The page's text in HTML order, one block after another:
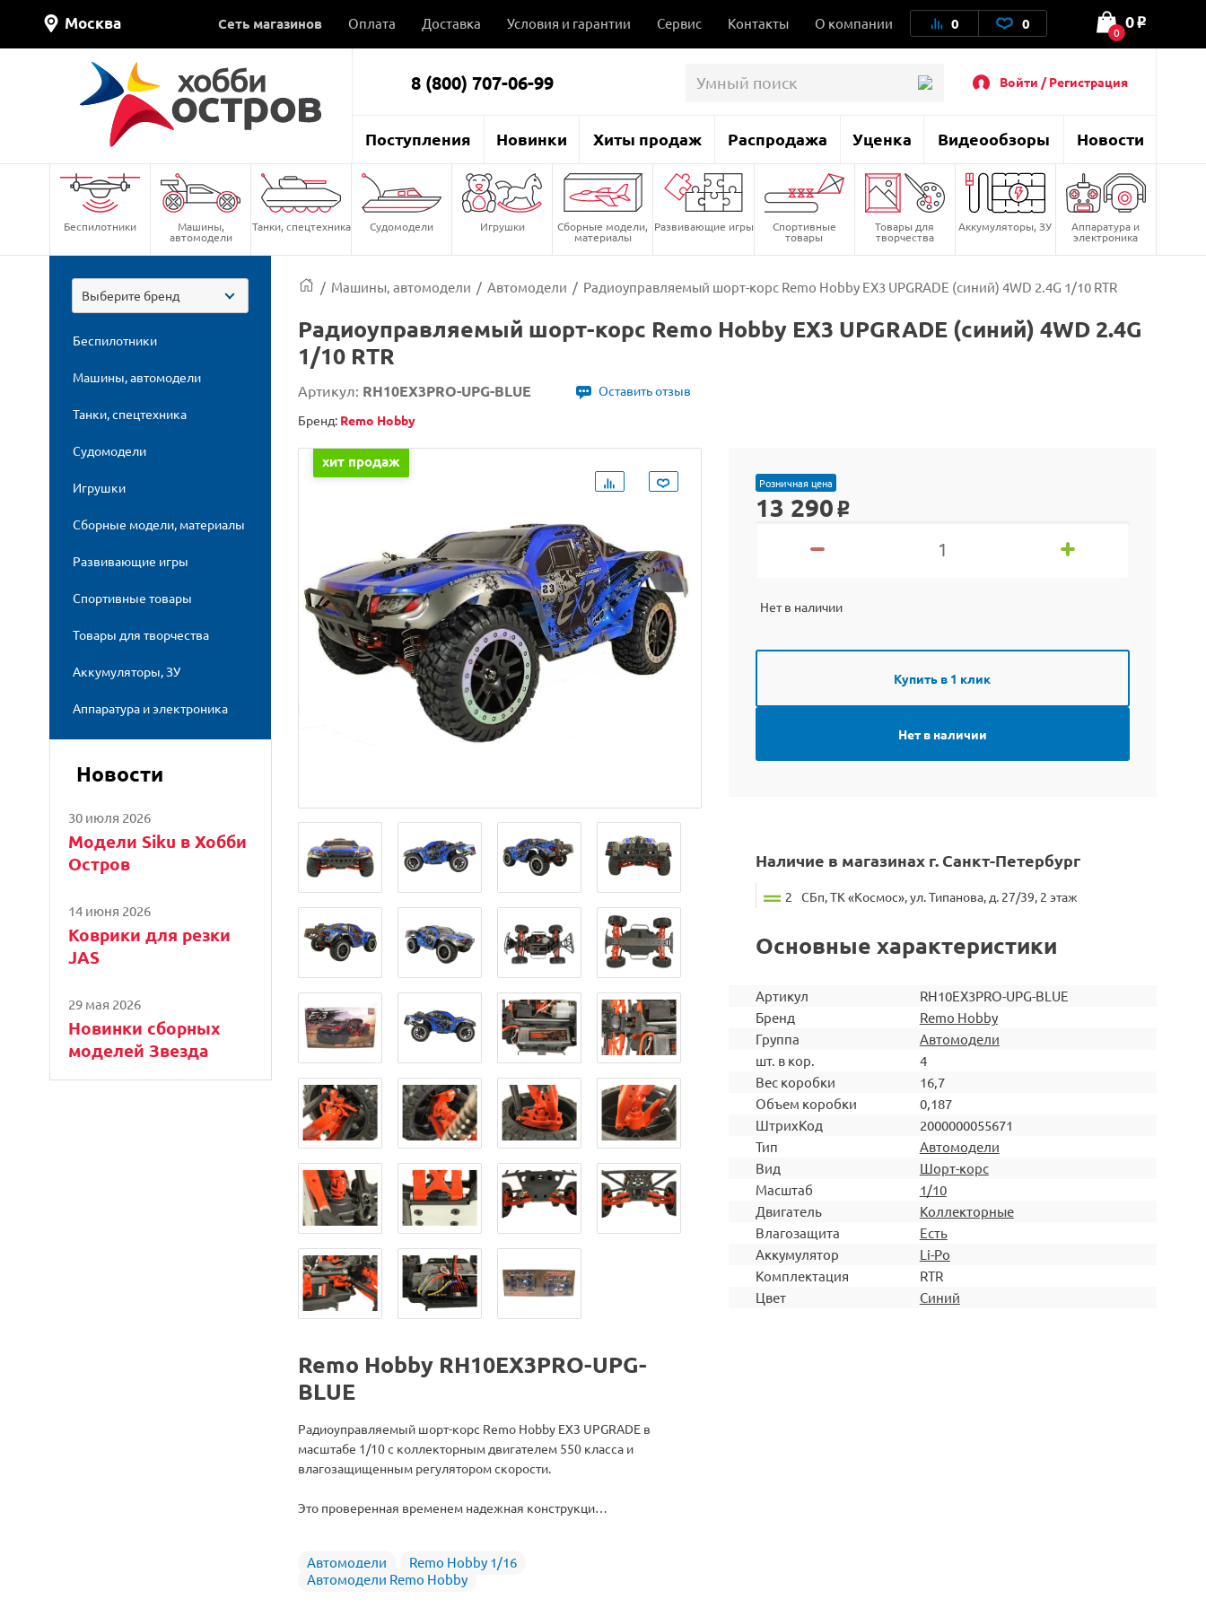
Москва Сеть магазинов Оплата Доставка Условия и гарантии Сервис Контакты О компании 0 0 0
0 o
8 (800) 707-06-99 Войти / Регистрация
Поступления Новинки Хиты продаж Распродажа Уценка Видеообзоры Новости
Беспилотники Машины,
автомодели
Танки, спецтехника Судомодели Игрушки Сборные модели,
материалы
Развивающие игры Спортивные
товары
Товары для
творчества
Аккумуляторы, ЗУ Аппаратура и
электроника
Выберите бренд
Беспилотники
Машины, автомодели
Танки, спецтехника
Судомодели
Игрушки
Сборные модели, материалы
Развивающие игры
Спортивные товары
Товары для творчества
Аккумуляторы, ЗУ
Аппаратура и электроника
Новости
30 июля 2026
Модели Siku в Хобби
Остров
14 июня 2026
Коврики для резки
JAS
29 мая 2026
Новинки сборных
моделей Звезда
/ Машины, автомодели / Автомодели / Радиоуправляемый шорт-корс Remo Hobby EX3 UPGRADE (синий) 4WD 2.4G 1/10 RTR
Радиоуправляемый шорт-корс Remo Hobby EX3 UPGRADE (синий) 4WD 2.4G
1/10 RTR
Артикул: RH10EX3PRO-UPG-BLUE
Оставить отзыв
Бренд: Remo Hobby
хит продаж
Remo Hobby RH10EX3PRO-UPG-
BLUE
Радиоуправляемый шорт-корс Remo Hobby EX3 UPGRADE в
масштабе 1/10 с коллекторным двигателем 550 класса и
влагозащищенным регулятором скорости.
Это проверенная временем надежная конструкци…
Автомодели
Remo Hobby 1/16
Автомодели Remo Hobby
Розничная цена
13 290 o
Нет в наличии
Купить в 1 клик
Нет в наличии
Наличие в магазинах г. Санкт-Петербург
2 СБп, ТК «Космос», ул. Типанова, д. 27/39, 2 этаж
Основные характеристики
Артикул
RH10EX3PRO-UPG-BLUE
Бренд
Remo Hobby
Группа
Автомодели
шт. в кор.
4
Вес коробки
16,7
Объем коробки
0,187
ШтрихКод
2000000055671
Тип
Автомодели
Вид
Шорт-корс
Масштаб
1/10
Двигатель
Коллекторные
Влагозащита
Есть
Аккумулятор
Li-Po
Комплектация
RTR
Цвет
Синий